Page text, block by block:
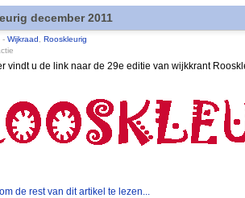
december 2011
- Wijkraad
Rooskleurig
vindt u de link naar de 29e editie van wijkkrant
de rest van dit artikel te lezen...